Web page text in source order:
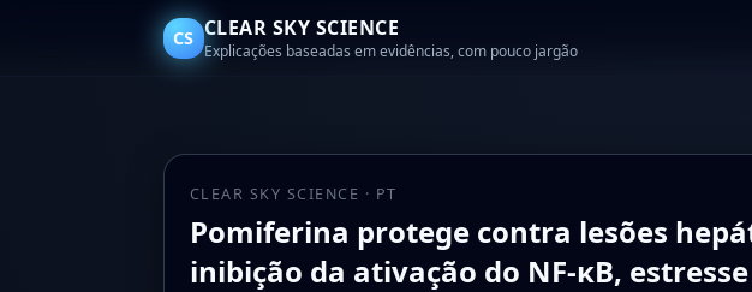
CS CLEAR SKY SCIENCE
Explicações baseadas em evidências, com pouco jargão
CLEAR SKY SCIENCE · PT
Pomiferina protege contra lesões
inibição da ativação do NF-κB,